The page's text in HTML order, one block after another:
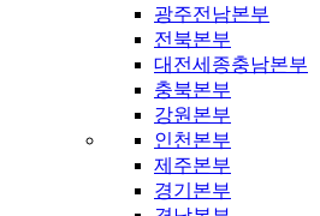
광주전남본부
전북본부
대전세종충남본부
충북본부
강원본부
인천본부
제주본부
경기본부